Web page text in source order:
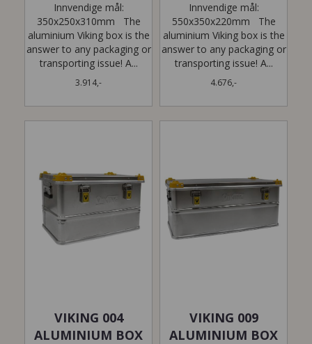
Innvendige mål:
350x250x310mm The
aluminium Viking box is the
answer to any packaging or
transporting issue! A...
3.914,-
Innvendige mål:
550x350x220mm The
aluminium Viking box is the
answer to any packaging or
transporting issue! A...
4.676,-
VIKING 004
ALUMINIUM BOX
VIKING 009
ALUMINIUM BOX